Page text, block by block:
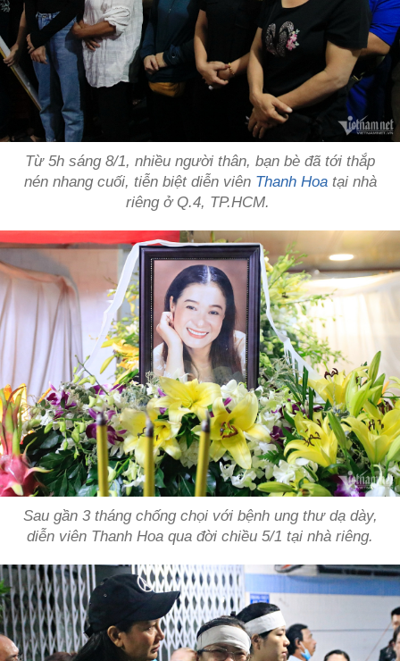
Từ 5h sáng 8/1, nhiều người thân, bạn bè đã tới thắp
nén nhang cuối, tiễn biệt diễn viên Thanh Hoatại nhà
riêng ở Q.4, TP.HCM.
Sau gần 3 tháng chống chọi với bệnh ung thư dạ dày,
diễn viên Thanh Hoa qua đời chiều 5/1 tại nhà riêng.